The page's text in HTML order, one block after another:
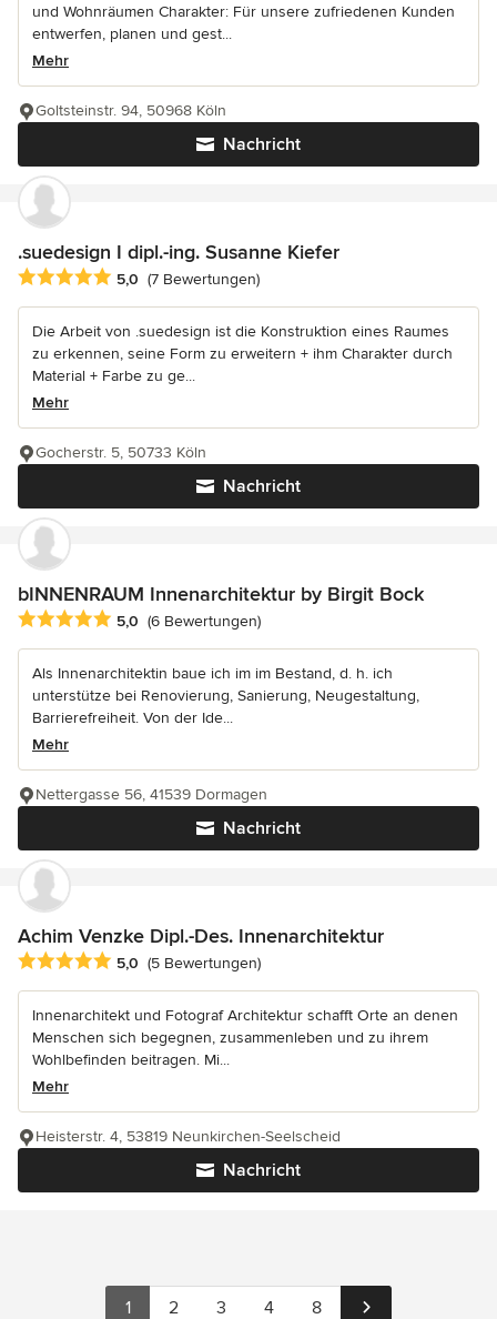
und Wohnräumen Charakter: Für unsere zufriedenen Kunden
entwerfen, planen und gest...
Mehr
Nachricht
Goltsteinstr. 94, 50968 Köln
.suedesign I dipl.-ing. Susanne Kiefer
Durchschnittliche Bewertung: 5 von 5 Sternen
5,0 (7 Bewertungen)
Die Arbeit von .suedesign ist die Konstruktion eines Raumes
zu erkennen, seine Form zu erweitern + ihm Charakter durch
Material + Farbe zu ge...
Mehr
Nachricht
Gocherstr. 5, 50733 Köln
bINNENRAUM Innenarchitektur by Birgit Bock
Durchschnittliche Bewertung: 5 von 5 Sternen
5,0 (6 Bewertungen)
Als Innenarchitektin baue ich im im Bestand, d. h. ich
unterstütze bei Renovierung, Sanierung, Neugestaltung,
Barrierefreiheit. Von der Ide...
Mehr
Nachricht
Nettergasse 56, 41539 Dormagen
Achim Venzke Dipl.-Des. Innenarchitektur
Durchschnittliche Bewertung: 5 von 5 Sternen
5,0 (5 Bewertungen)
Innenarchitekt und Fotograf Architektur schafft Orte an denen
Menschen sich begegnen, zusammenleben und zu ihrem
Wohlbefinden beitragen. Mi...
Mehr
Nachricht
Heisterstr. 4, 53819 Neunkirchen-Seelscheid
1 2 3 4 8